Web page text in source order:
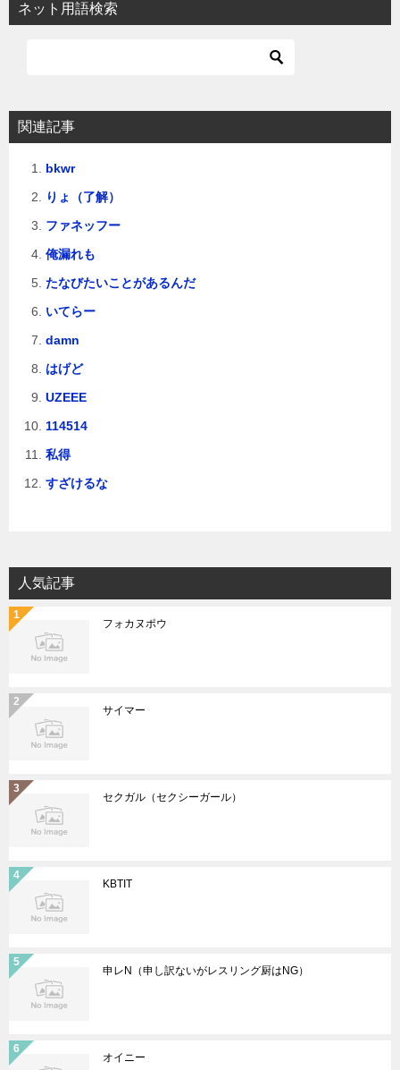
ネット用語検索
関連記事
bkwr
りょ（了解）
ファネッフー
俺漏れも
たなびたいことがあるんだ
いてらー
damn
はげど
UZEEE
114514
私得
すざけるな
人気記事
フォカヌポウ
サイマー
セクガル（セクシーガール）
KBTIT
申レN（申し訳ないがレスリング厨はNG）
オイニー